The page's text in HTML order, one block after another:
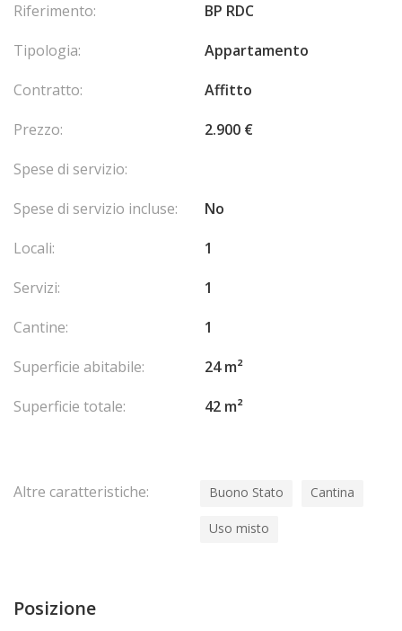
Riferimento:
BP RDC
Tipologia:
Appartamento
Contratto:
Affitto
Prezzo:
2.900 €
Spese di servizio:
Spese di servizio incluse:
No
Locali:
1
Servizi:
1
Cantine:
1
Superficie abitabile:
24 m²
Superficie totale:
42 m²
Altre caratteristiche: Buono Stato Cantina
Uso misto
Posizione